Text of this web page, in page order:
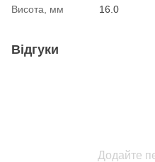
Висота, мм
16.0
Відгуки
Додайте